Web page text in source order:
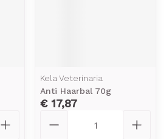
Kela Veterinaria
Anti Haarbal 70g
€ 17,87